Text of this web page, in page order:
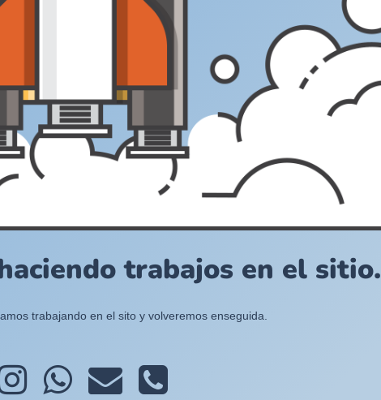
trabajos en el sitio.
trabajando en el sito y volveremos enseguida.